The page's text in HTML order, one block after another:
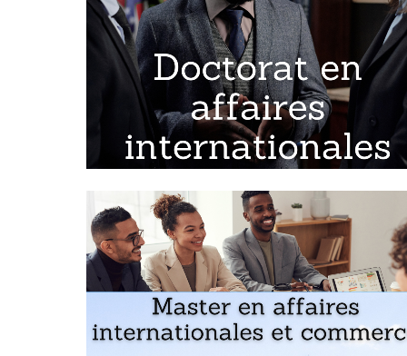
Vous voulez voir une photographie avec certains de
Des étudiants du Moyen-Orient et du Maghreb